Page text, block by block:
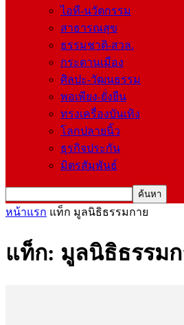
ไอที-นวัตกรรม
สาธารณสุข
ธรรมชาติ-สวล.
กระดานเมือง
ศิลปะ-วัฒนธรรม
พอเพียง-ยั่งยืน
ทรงเครื่องบันเทิง
โลกปลายนิ้ว
ธุรกิจประกัน
มิตรสัมพันธ์
หน้าแรก แท็ก มูลนิธิธรรมกาย
แท็ก: มูลนิธิธรรม